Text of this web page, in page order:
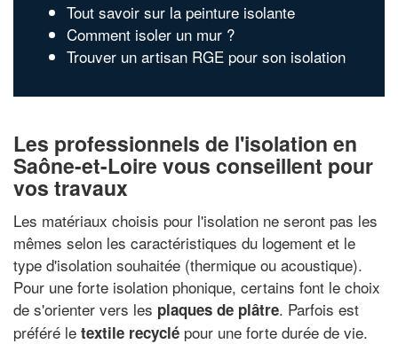
Tout savoir sur la peinture isolante
Comment isoler un mur ?
Trouver un artisan RGE pour son isolation
Les professionnels de l'isolation en
Saône-et-Loire vous conseillent pour
vos travaux
Les matériaux choisis pour l'isolation ne seront pas les
mêmes selon les caractéristiques du logement et le
type d'isolation souhaitée (thermique ou acoustique).
Pour une forte isolation phonique, certains font le choix
de s'orienter vers les plaques de plâtre. Parfois est
préféré le textile recyclé pour une forte durée de vie.